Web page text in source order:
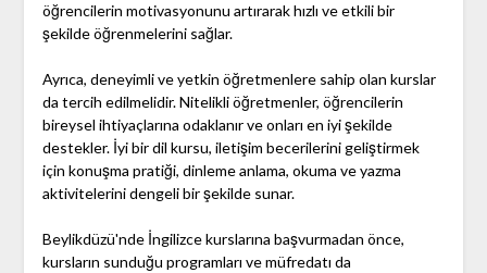
öğrencilerin motivasyonunu artırarak hızlı ve etkili bir
şekilde öğrenmelerini sağlar.
Ayrıca, deneyimli ve yetkin öğretmenlere sahip olan kurslar
da tercih edilmelidir. Nitelikli öğretmenler, öğrencilerin
bireysel ihtiyaçlarına odaklanır ve onları en iyi şekilde
destekler. İyi bir dil kursu, iletişim becerilerini geliştirmek
için konuşma pratiği, dinleme anlama, okuma ve yazma
aktivitelerini dengeli bir şekilde sunar.
Beylikdüzü'nde İngilizce kurslarına başvurmadan önce,
kursların sunduğu programları ve müfredatı da